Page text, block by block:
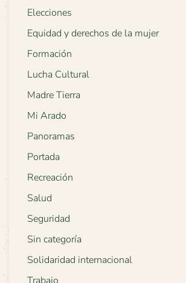
Elecciones
Equidad y derechos de la mujer
Formación
Lucha Cultural
Madre Tierra
Mi Arado
Panoramas
Portada
Recreación
Salud
Seguridad
Sin categoría
Solidaridad internacional